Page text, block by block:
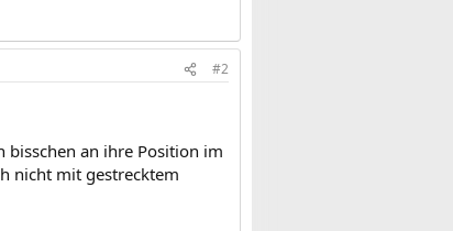
#2
an ihre Position im
nicht mit gestrecktem